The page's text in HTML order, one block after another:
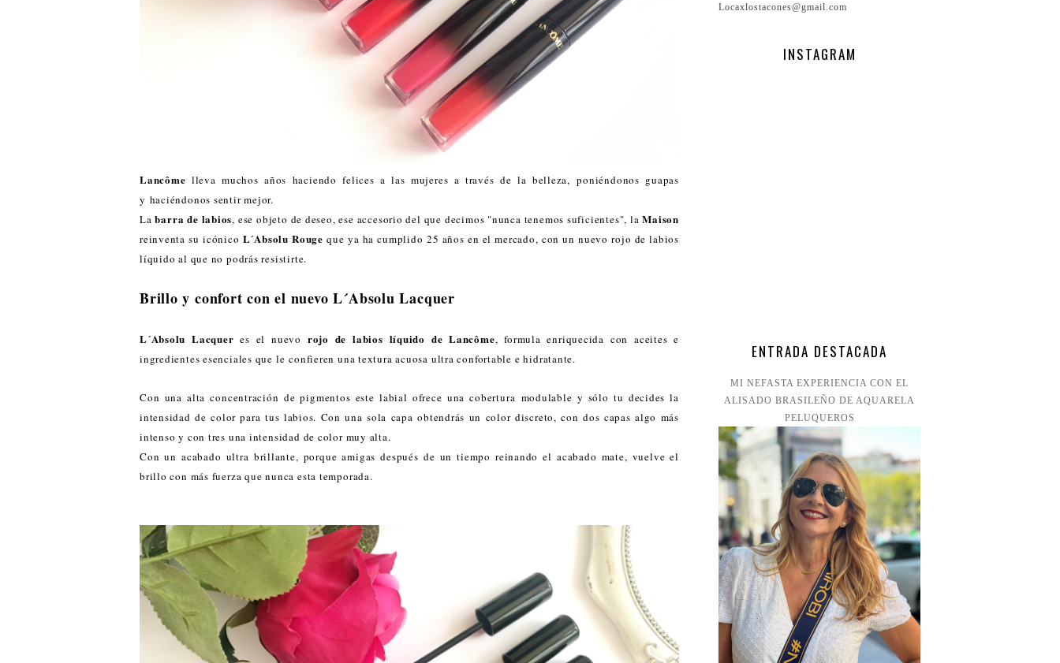
Lancôme lleva muchos años haciendo felices a las mujeres a través de la belleza, poniéndonos guapas
y haciéndonos sentir mejor.
Labarra de labios, ese objeto de deseo, ese accesorio del que decimos "nunca tenemos suficientes", laMaison
reinventa su icónico L´Absolu Rouge que ya ha cumplido 25 años en el mercado, con un nuevo rojo de labios
líquido al que no podrás resistirte.
Brillo y confort con el nuevo L´Absolu Lacquer
L´Absolu Lacquer es el nuevo rojo de labios líquido de Lancôme, formula enriquecida con aceites e
ingredientes esenciales que le confieren una textura acuosa ultra confortable e hidratante.
Con una alta concentración de pigmentos este labial ofrece una cobertura modulable y sólo tu decides la
intensidad de color para tus labios. Con una sola capa obtendrás un color discreto, con dos capas algo más
intenso y con tres una intensidad de color muy alta.
Con un acabado ultra brillante, porque amigas después de un tiempo reinando el acabado mate, vuelve el
brillo con más fuerza que nunca esta temporada.
Locaxlostacones@gmail.com
INSTAGRAM
ENTRADA DESTACADA
MI NEFASTA EXPERIENCIA CON EL
ALISADO BRASILEÑO DE AQUARELA
PELUQUEROS